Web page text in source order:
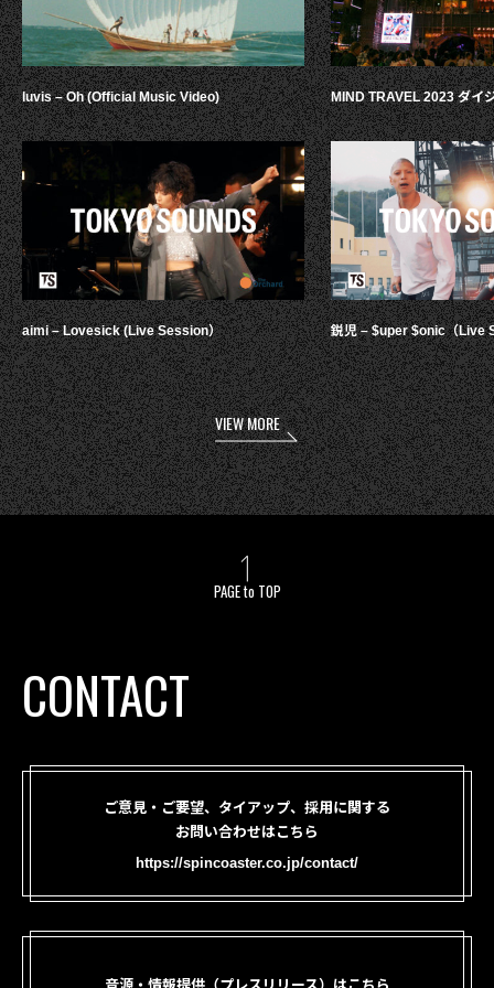
luvis – Oh (Official Music Video)
aimi – Lovesick (Live Session）
MIND TRAVEL 2023 ダイ
鋭児 – $uper $onic（Live
VIEW MORE
PAGE to TOP
CONTACT
ご意見・ご要望、タイアップ、採用に関する
お問い合わせはこちら
https://spincoaster.co.jp/contact/